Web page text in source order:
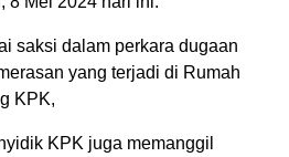
saksi dalam perkara dugaan
yang terjadi di Rumah
KPK,
KPK juga memanggil